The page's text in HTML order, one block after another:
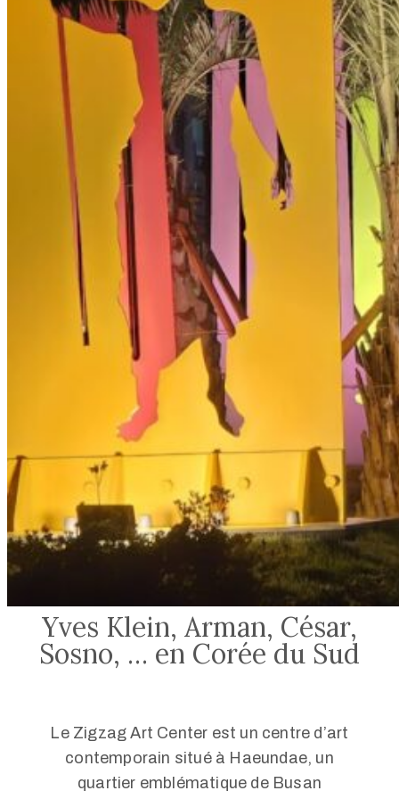
Yves Klein, Arman, César,
Sosno, … en Corée du Sud
Le Zigzag Art Center est un centre d’art
contemporain situé à Haeundae, un
quartier emblématique de Busan